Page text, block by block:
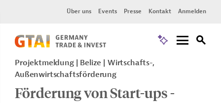
Über uns Events Presse Kontakt Anmelden
Projektmeldung Belize
Wirtschafts-,
Außenwirtschaftsförderung
Förderung von Start-ups -